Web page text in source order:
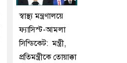
স্বাস্থ্য মন্ত্রণালয়ে
ফ্যাসিস্ট-আমলা
সিন্ডিকেট: মন্ত্রী,
প্রতিমন্ত্রীকে তোয়াক্কা